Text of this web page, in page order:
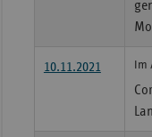
10.11.2021